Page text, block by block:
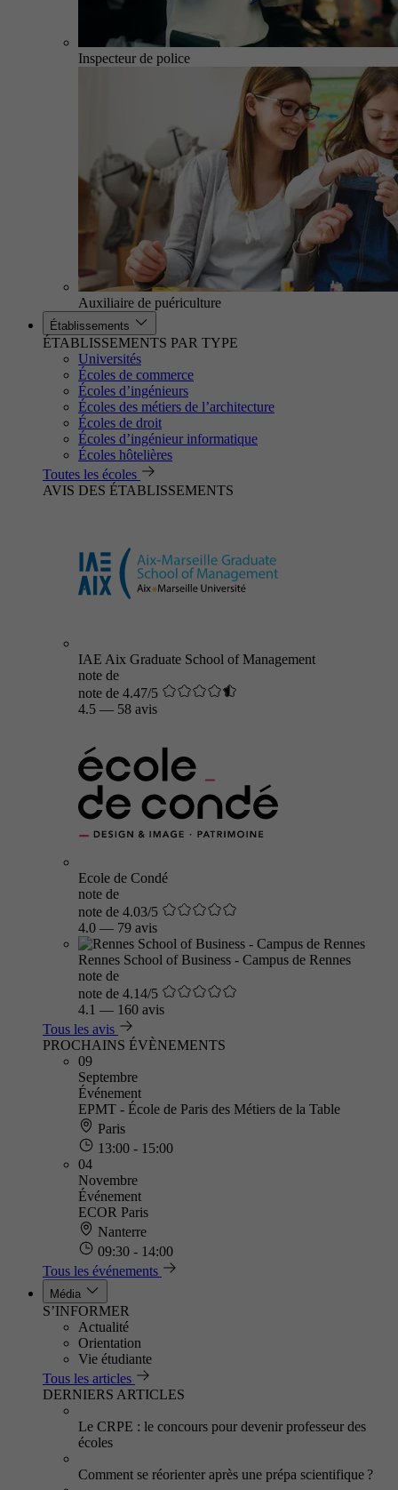
Inspecteur de police
Auxiliaire de puériculture
Établissements
ÉTABLISSEMENTS PAR TYPE
Universités
Écoles de commerce
Écoles d’ingénieurs
Écoles des métiers de l’architecture
Écoles de droit
Écoles d’ingénieur informatique
Écoles hôtelières
Toutes les écoles
AVIS DES ÉTABLISSEMENTS
IAE Aix Graduate School of Management
note de
note de 4.47/5
4.5 — 58 avis
Ecole de Condé
note de
note de 4.03/5
4.0 — 79 avis
Rennes School of Business - Campus de Rennes
note de
note de 4.14/5
4.1 — 160 avis
Tous les avis
PROCHAINS ÉVÈNEMENTS
09
Septembre
Événement
EPMT - École de Paris des Métiers de la Table
Paris
13:00 - 15:00
04
Novembre
Événement
ECOR Paris
Nanterre
09:30 - 14:00
Tous les événements
Média
S’INFORMER
Actualité
Orientation
Vie étudiante
Tous les articles
DERNIERS ARTICLES
Le CRPE : le concours pour devenir professeur des
écoles
Comment se réorienter après une prépa scientifique ?